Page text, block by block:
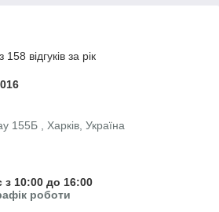
відгуків за рік
155Б , Харків, Україна
з 10:00 до 16:00
роботи